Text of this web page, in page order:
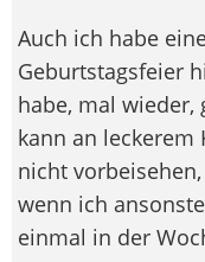
Auch ich habe
Geburtstagsfeier
habe, mal wieder,
kann an leckerem
nicht
wenn ich
einmal in der